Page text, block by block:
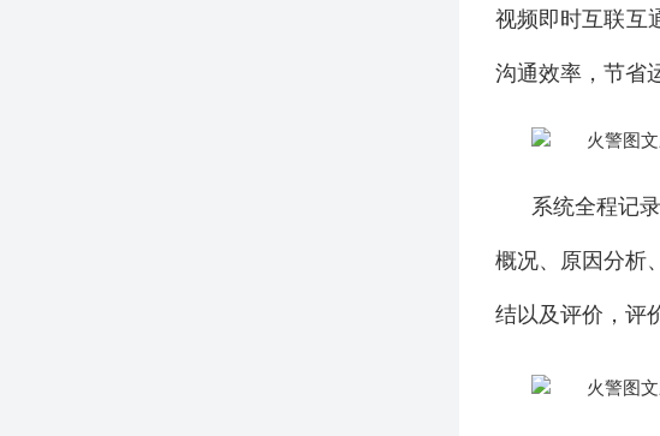
视频即时互联互
沟通效率，节省
系统全程记
概况、原因分析
结以及评价，评